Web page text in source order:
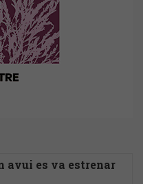
avui es va estrenar